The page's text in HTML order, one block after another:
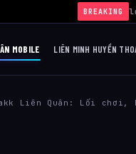
BREAKING
› Build
MOBILE LIÊN MINH HUYỀN
Liên Quân: Lối chơi,